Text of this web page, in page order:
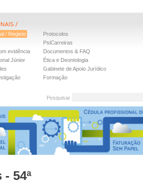
/ Registo
evidência
Júnior
Protocolos
PsiCarreiras
Documentos & FAQ
Ética e Deontologia
Gabinete de Apoio Jurídico
Formação
Pesquisar
54ª